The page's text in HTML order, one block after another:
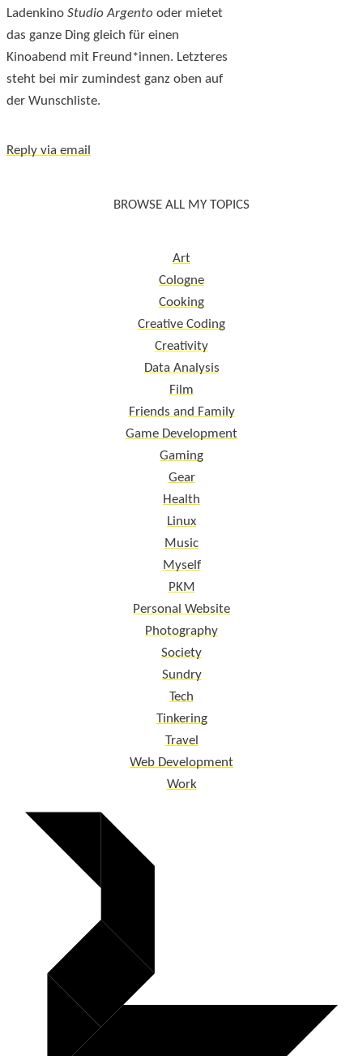
Ladenkino Studio Argento oder mietet
das ganze Ding gleich für einen
Kinoabend mit Freund*innen. Letzteres
steht bei mir zumindest ganz oben auf
der Wunschliste.
Reply via email
BROWSE ALL MY TOPICS
Art
Cologne
Cooking
Creative Coding
Creativity
Data Analysis
Film
Friends and Family
Game Development
Gaming
Gear
Health
Linux
Music
Myself
PKM
Personal Website
Photography
Society
Sundry
Tech
Tinkering
Travel
Web Development
Work